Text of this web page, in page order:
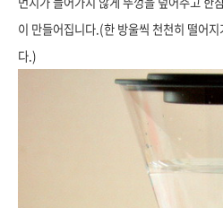
이 만들어집니다.(한 방울씩 천천히 떨어
다.)